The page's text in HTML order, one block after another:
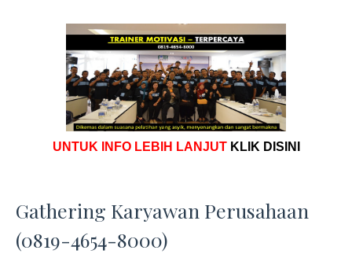
UNTUK INFO LEBIH LANJUT KLIK DISINI
Gathering Karyawan Perusahaan
(0819-4654-8000)